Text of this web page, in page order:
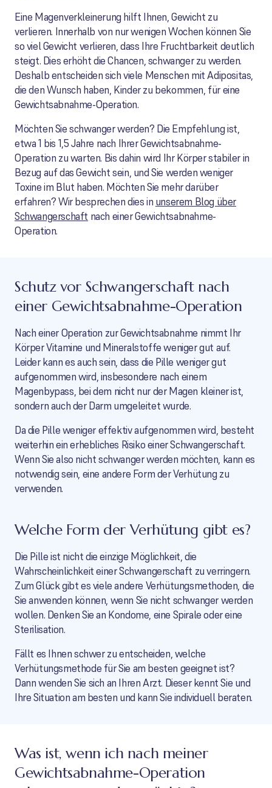
Eine Magenverkleinerung hilft Ihnen, Gewicht zu
verlieren. Innerhalb von nur wenigen Wochen können Sie
so viel Gewicht verlieren, dass Ihre Fruchtbarkeit deutlich
steigt. Dies erhöht die Chancen, schwanger zu werden.
Deshalb entscheiden sich viele Menschen mit Adipositas,
die den Wunsch haben, Kinder zu bekommen, für eine
Gewichtsabnahme-Operation.
Möchten Sie schwanger werden? Die Empfehlung ist,
etwa 1 bis 1,5 Jahre nach Ihrer Gewichtsabnahme-
Operation zu warten. Bis dahin wird Ihr Körper stabiler in
Bezug auf das Gewicht sein, und Sie werden weniger
Toxine im Blut haben. Möchten Sie mehr darüber
erfahren? Wir besprechen dies in unserem Blog über
Schwangerschaft nach einer Gewichtsabnahme-
Operation.
Schutz vor Schwangerschaft nach
einer Gewichtsabnahme-Operation
Nach einer Operation zur Gewichtsabnahme nimmt Ihr
Körper Vitamine und Mineralstoffe weniger gut auf.
Leider kann es auch sein, dass die Pille weniger gut
aufgenommen wird, insbesondere nach einem
Magenbypass, bei dem nicht nur der Magen kleiner ist,
sondern auch der Darm umgeleitet wurde.
Da die Pille weniger effektiv aufgenommen wird, besteht
weiterhin ein erhebliches Risiko einer Schwangerschaft.
Wenn Sie also nicht schwanger werden möchten, kann es
notwendig sein, eine andere Form der Verhütung zu
verwenden.
Welche Form der Verhütung gibt es?
Die Pille ist nicht die einzige Möglichkeit, die
Wahrscheinlichkeit einer Schwangerschaft zu verringern.
Zum Glück gibt es viele andere Verhütungsmethoden, die
Sie anwenden können, wenn Sie nicht schwanger werden
wollen. Denken Sie an Kondome, eine Spirale oder eine
Sterilisation.
Fällt es Ihnen schwer zu entscheiden, welche
Verhütungsmethode für Sie am besten geeignet ist?
Dann wenden Sie sich an Ihren Arzt. Dieser kennt Sie und
Ihre Situation am besten und kann Sie individuell beraten.
Was ist, wenn ich nach meiner
Gewichtsabnahme-Operation